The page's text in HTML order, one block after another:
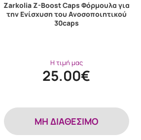
Zarkolia Z-Boost Caps Φόρμουλα για
την Ενίσχυση του Ανοσοποιητικού
30caps
Η τιμή μας
25.00€
MH ΔΙΑΘΕΣΙΜΟ